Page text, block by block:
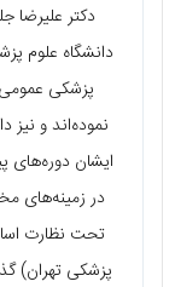
دکتر علیرضا
دانشگاه علوم
ایشان
در زمینه‌های
تحت نظارت
پزشکی تهران)